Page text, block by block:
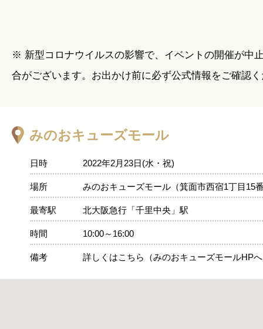
※ 新型コロナウイルスの影響で、イベントの開催が中
合がございます。お出かけ前に必ず公式情報をご確認
みのおキューズモール
日時 2022年2月23日(水・祝)
場所 みのおキューズモール（箕面市西宿1丁目15
最寄駅 北大阪急行「千里中央」駅
時間 10:00～16:00
備考 詳しくはこちら（みのおキューズモールHP